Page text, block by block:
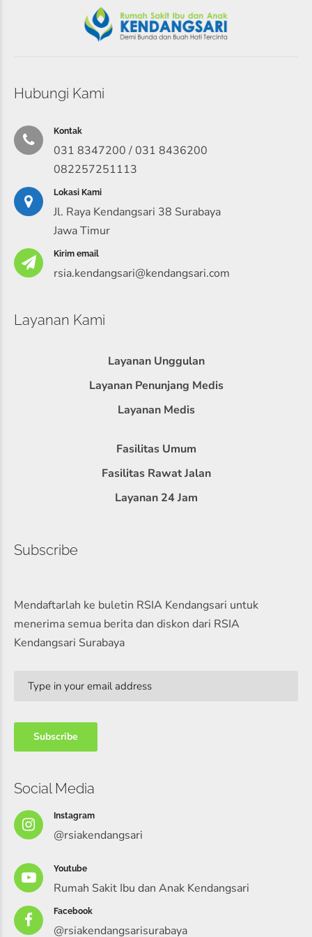
Hubungi Kami
Kontak
031 8347200 / 031 8436200
082257251113
Lokasi Kami
Jl. Raya Kendangsari 38 Surabaya
Jawa Timur
Kirim email
rsia.kendangsari@kendangsari.com
Layanan Kami
Layanan Unggulan
Layanan Penunjang Medis
Layanan Medis
Fasilitas Umum
Fasilitas Rawat Jalan
Layanan 24 Jam
Subscribe
Mendaftarlah ke buletin RSIA Kendangsari untuk
menerima semua berita dan diskon dari RSIA
Kendangsari Surabaya
Social Media
Instagram
@rsiakendangsari
Youtube
Rumah Sakit Ibu dan Anak Kendangsari
Facebook
@rsiakendangsarisurabaya